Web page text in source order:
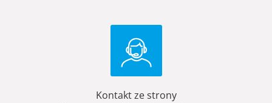
Kontakt ze strony